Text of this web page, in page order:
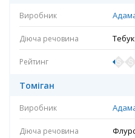
Томіган